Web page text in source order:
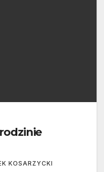
KOSARZYCKI